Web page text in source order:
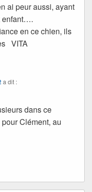
ai peur aussi, ayant
enfant….
en ce chien, ils
VITA
a dit :
dans ce
Clément, au